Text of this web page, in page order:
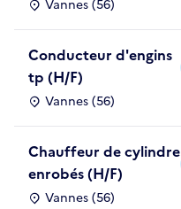
Vannes (56)
Conducteur d'engins
tp (H/F)
Vannes (56)
Chauffeur de cylindre
enrobés (H/F)
Vannes (56)